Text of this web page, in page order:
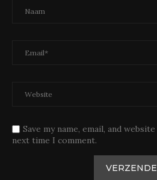
Save my name, email, and
next time I comment.